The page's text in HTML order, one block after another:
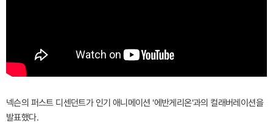
넥슨의 퍼스트 디센던트가 인기 애니메이션 '에반게리온'과의 컬래버레이션을
발표했다.